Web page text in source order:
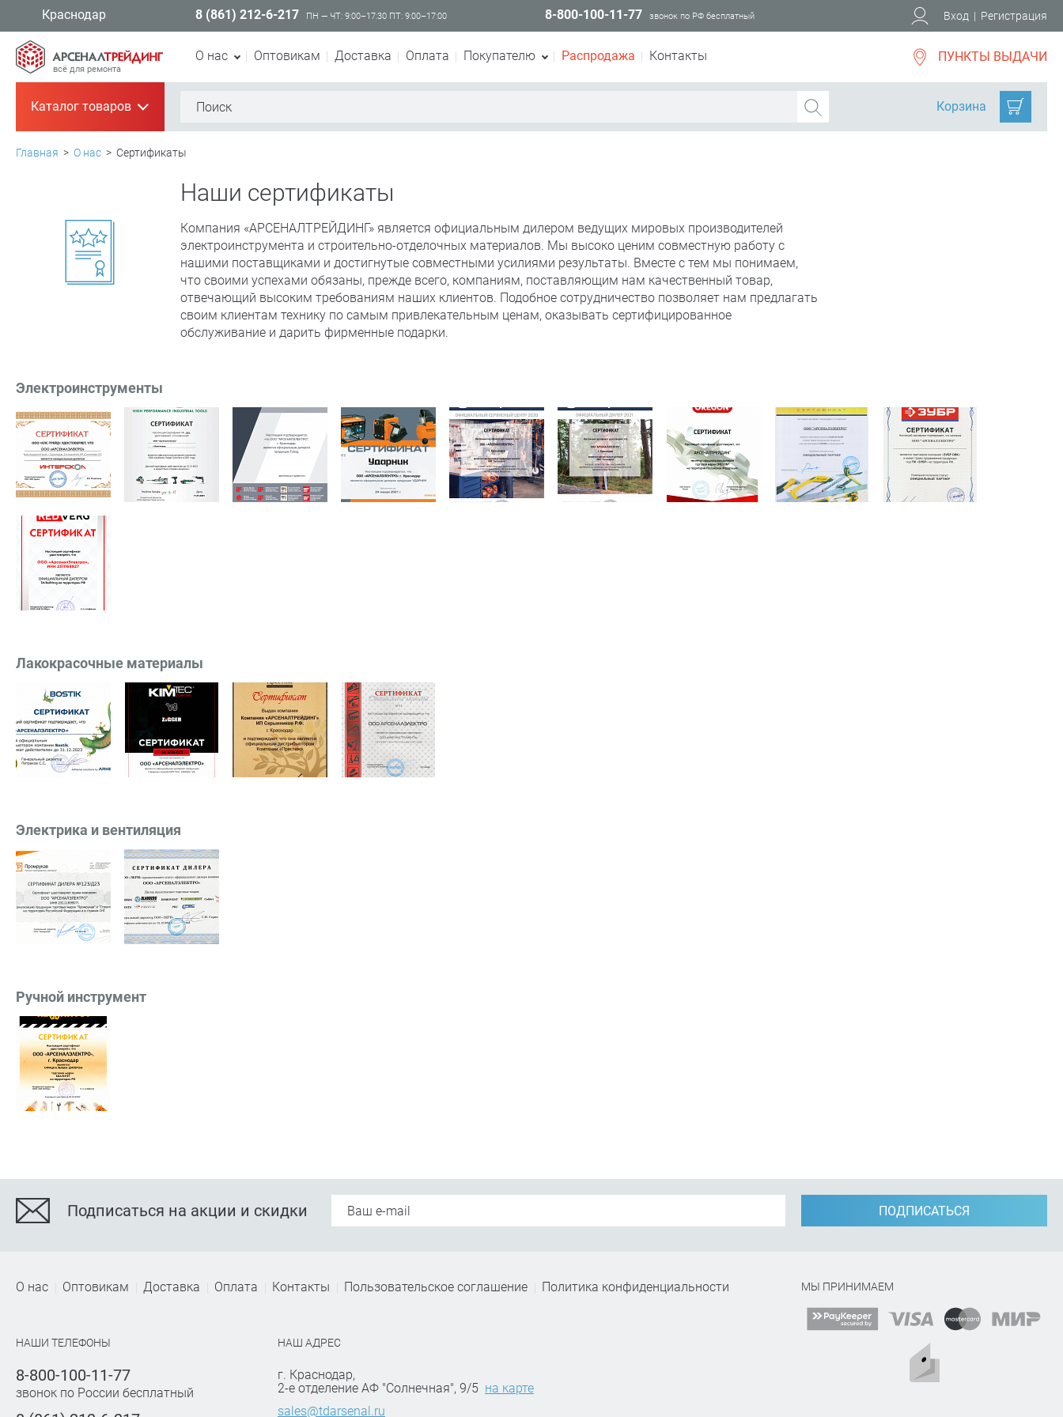
Краснодар 8 (861) 212-6-217 ПН — ЧТ: 9:00–17:30 ПТ: 9:00–17:00 8-800-100-11-77 звонок по РФ бесплатный Вход | Регистрация
всё для ремонта
О нас Оптовикам Доставка Оплата Покупателю Распродажа Контакты ПУНКТЫ ВЫДАЧИ
Каталог товаров+ Корзина
Главная > О нас > Сертификаты
Наши сертификаты
Компания «АРСЕНАЛТРЕЙДИНГ» является официальным дилером ведущих мировых производителей
электроинструмента и строительно-отделочных материалов. Мы высоко ценим совместную работу с
нашими поставщиками и достигнутые совместными усилиями результаты. Вместе с тем мы понимаем,
что своими успехами обязаны, прежде всего, компаниям, поставляющим нам качественный товар,
отвечающий высоким требованиям наших клиентов. Подобное сотрудничество позволяет нам предлагать
своим клиентам технику по самым привлекательным ценам, оказывать сертифицированное
обслуживание и дарить фирменные подарки.
Электроинструменты
Лакокрасочные материалы
Электрика и вентиляция
Ручной инструмент
Подписаться на акции и скидки ПОДПИСАТЬСЯ
О нас Оптовикам Доставка Оплата Контакты Пользовательское соглашение Политика конфиденциальности
НАШИ ТЕЛЕФОНЫ
8-800-100-11-77
звонок по России бесплатный
НАШ АДРЕС
г. Краснодар,
2-е отделение АФ "Солнечная", 9/5 на карте
sales@tdarsenal.ru
МЫ ПРИНИМАЕМ